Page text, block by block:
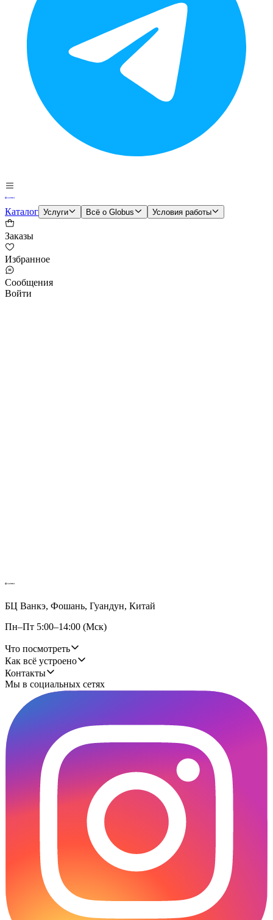
Каталог Услуги Всё о Globus Условия работы
Заказы
Избранное
Сообщения
Войти
БЦ Ванкэ, Фошань, Гуандун, Китай
Пн–Пт 5:00–14:00 (Мск)
Что посмотреть
Как всё устроено
Контакты
Мы в социальных сетях